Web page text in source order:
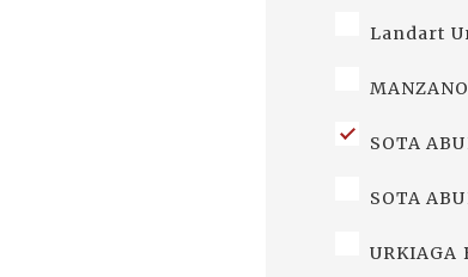
Landart
SOTA
SOTA
URKIAGA